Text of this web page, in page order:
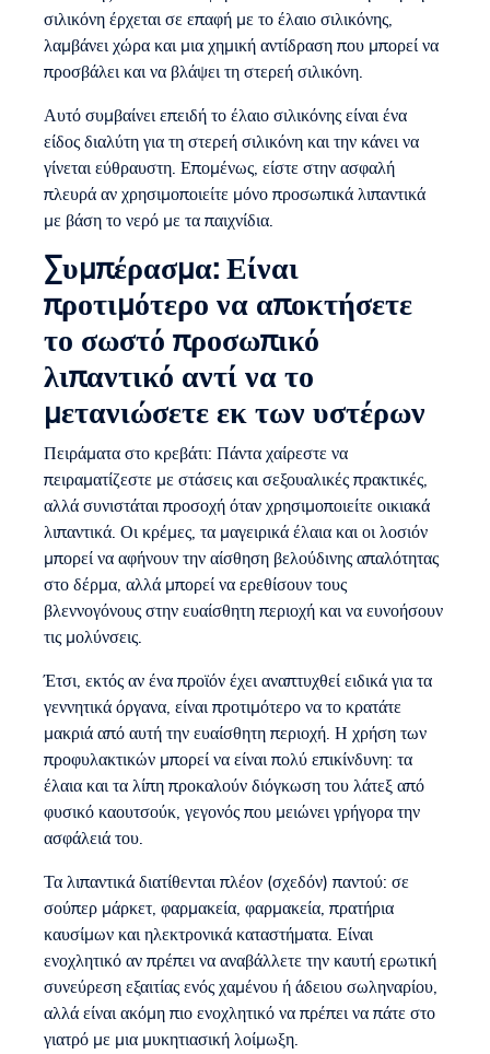
σιλικόνη έρχεται σε επαφή με το έλαιο σιλικόνης,
λαμβάνει χώρα και μια χημική αντίδραση που μπορεί να
προσβάλει και να βλάψει τη στερεή σιλικόνη.
Αυτό συμβαίνει επειδή το έλαιο σιλικόνης είναι ένα
είδος διαλύτη για τη στερεή σιλικόνη και την κάνει να
γίνεται εύθραυστη. Επομένως, είστε στην ασφαλή
πλευρά αν χρησιμοποιείτε μόνο προσωπικά λιπαντικά
με βάση το νερό με τα παιχνίδια.
Συμπέρασμα: Είναι
προτιμότερο να αποκτήσετε
το σωστό προσωπικό
λιπαντικό αντί να το
μετανιώσετε εκ των υστέρων
Πειράματα στο κρεβάτι: Πάντα χαίρεστε να
πειραματίζεστε με στάσεις και σεξουαλικές πρακτικές,
αλλά συνιστάται προσοχή όταν χρησιμοποιείτε οικιακά
λιπαντικά. Οι κρέμες, τα μαγειρικά έλαια και οι λοσιόν
μπορεί να αφήνουν την αίσθηση βελούδινης απαλότητας
στο δέρμα, αλλά μπορεί να ερεθίσουν τους
βλεννογόνους στην ευαίσθητη περιοχή και να ευνοήσουν
τις μολύνσεις.
Έτσι, εκτός αν ένα προϊόν έχει αναπτυχθεί ειδικά για τα
γεννητικά όργανα, είναι προτιμότερο να το κρατάτε
μακριά από αυτή την ευαίσθητη περιοχή. Η χρήση των
προφυλακτικών μπορεί να είναι πολύ επικίνδυνη: τα
έλαια και τα λίπη προκαλούν διόγκωση του λάτεξ από
φυσικό καουτσούκ, γεγονός που μειώνει γρήγορα την
ασφάλειά του.
Τα λιπαντικά διατίθενται πλέον (σχεδόν) παντού: σε
σούπερ μάρκετ, φαρμακεία, φαρμακεία, πρατήρια
καυσίμων και ηλεκτρονικά καταστήματα. Είναι
ενοχλητικό αν πρέπει να αναβάλλετε την καυτή ερωτική
συνεύρεση εξαιτίας ενός χαμένου ή άδειου σωληναρίου,
αλλά είναι ακόμη πιο ενοχλητικό να πρέπει να πάτε στο
γιατρό με μια μυκητιασική λοίμωξη.